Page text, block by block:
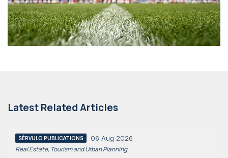
Latest Related Articles
SÉRVULO PUBLICATIONS 06 Aug 2026
Real Estate, Tourism and Urban Planning